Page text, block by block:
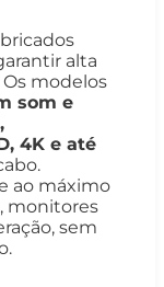
alta
modelos
som e
4K e até
ao máximo
monitores
sem